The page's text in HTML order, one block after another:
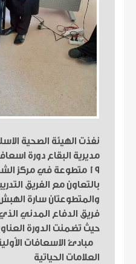
نفذت الهيئة الصحية
مديرية البقاع دورة
١٩ متطوعة في مركز
بالتعاون مع الفريق
والمتطوعتان سارة
فريق الدفاع المدني
حيث تضمنت الدورة
مبادئ الاسعافات
العلامات الحياتية